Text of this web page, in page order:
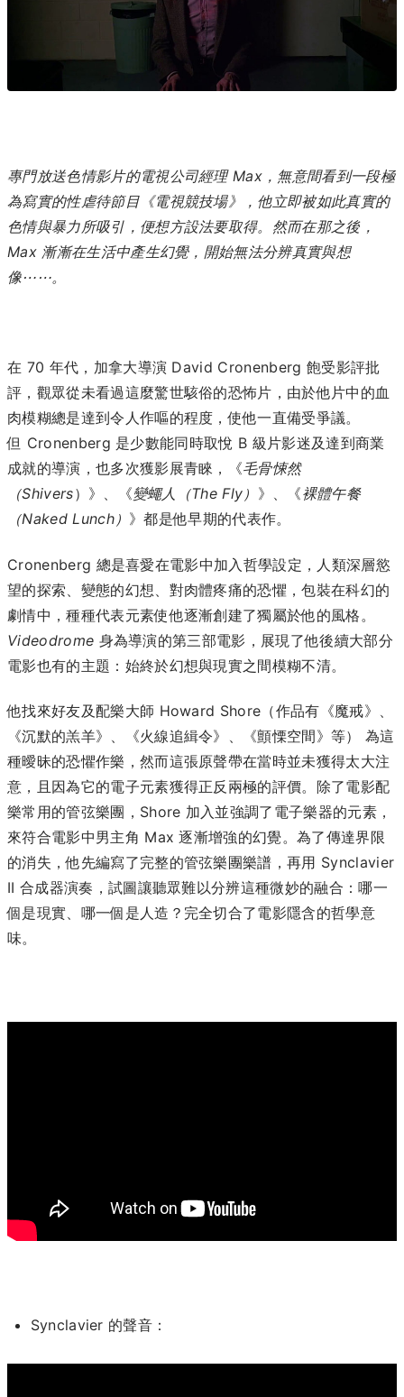
專門放送色情影片的電視公司經理 Max，無意間看到一段極
為寫實的性虐待節目《電視競技場》，他立即被如此真實的
色情與暴力所吸引，便想方設法要取得。然而在那之後，
Max 漸漸在生活中產生幻覺，開始無法分辨真實與想
像⋯⋯。
在 70 年代，加拿大導演 David Cronenberg 飽受影評批
評，觀眾從未看過這麼驚世駭俗的恐怖片，由於他片中的血
肉模糊總是達到令人作嘔的程度，使他一直備受爭議。
但 Cronenberg 是少數能同時取悅 B 級片影迷及達到商業
成就的導演，也多次獲影展青睞，《毛骨悚然
（Shivers）》、《變蠅人（The Fly） 》、《裸體午餐
（Naked Lunch） 》都是他早期的代表作。
Cronenberg 總是喜愛在電影中加入哲學設定，人類深層慾
望的探索、變態的幻想、對肉體疼痛的恐懼，包裝在科幻的
劇情中，種種代表元素使他逐漸創建了獨屬於他的風格。
Videodrome 身為導演的第三部電影，展現了他後續大部分
電影也有的主題：始終於幻想與現實之間模糊不清。
他找來好友及配樂大師 Howard Shore（作品有《魔戒》、
《沉默的羔羊》、《火線追緝令》、《顫慄空間》等） 為這
種曖昧的恐懼作樂，然而這張原聲帶在當時並未獲得太大注
意，且因為它的電子元素獲得正反兩極的評價。除了電影配
樂常用的管弦樂團，Shore 加入並強調了電子樂器的元素，
來符合電影中男主角 Max 逐漸增強的幻覺。為了傳達界限
的消失，他先編寫了完整的管弦樂團樂譜，再用 Synclavier
II 合成器演奏，試圖讓聽眾難以分辨這種微妙的融合：哪一
個是現實、哪一個是人造？完全切合了電影隱含的哲學意
味。
Synclavier 的聲音：